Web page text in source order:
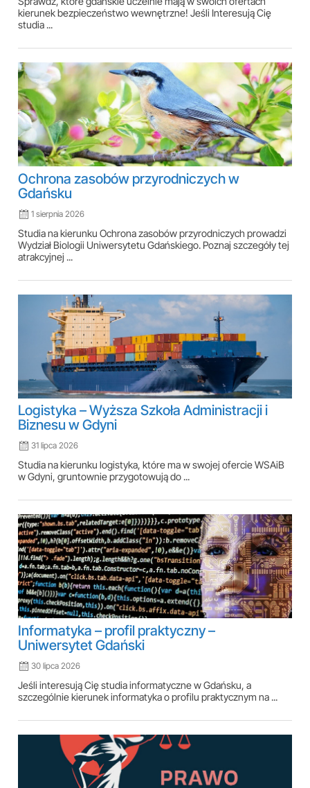
kierunek bezpieczeństwo wewnętrzne! Jeśli Interesują Cię
studia ...
Ochrona zasobów przyrodniczych w
Gdańsku
1 sierpnia 2026
Studia na kierunku Ochrona zasobów przyrodniczych prowadzi
Wydział Biologii Uniwersytetu Gdańskiego. Poznaj szczegóły tej
atrakcyjnej ...
Logistyka – Wyższa Szkoła Administracji i
Biznesu w Gdyni
31 lipca 2026
Studia na kierunku logistyka, które ma w swojej ofercie WSAiB
w Gdyni, gruntownie przygotowują do ...
Informatyka – profil praktyczny –
Uniwersytet Gdański
30 lipca 2026
Jeśli interesują Cię studia informatyczne w Gdańsku, a
szczególnie kierunek informatyka o profilu praktycznym na ...